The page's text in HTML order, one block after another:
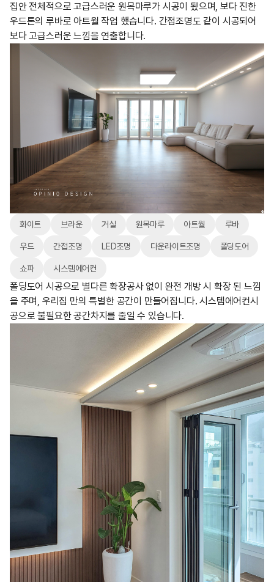
집안 전체적으로 고급스러운 원목마루가 시공이 됬으며, 보다 진한
우드톤의 루바로 아트월 작업 했습니다. 간접조명도 같이 시공되어
보다 고급스러운 느낌을 연출합니다.
화이트 브라운 거실 원목마루 아트월 루바
우드 간접조명 LED조명 다운라이트조명 폴딩도어
쇼파 시스템에어컨
폴딩도어 시공으로 별다른 확장공사 없이 완전 개방 시 확장 된 느낌
을 주며, 우리집 만의 특별한 공간이 만들어집니다. 시스템에어컨시
공으로 불필요한 공간차지를 줄일 수 있습니다.